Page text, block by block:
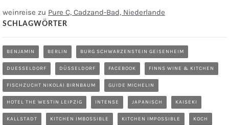
weinreise zu Pure C, Cadzand-Bad, Niederlande
SCHLAGWÖRTER
BENJAMIN BERLIN BURG SCHWARZENSTEIN GEISENHEIM
DUESSELDORF DÜSSELDORF FACEBOOK FINNS WINE & KITCHEN
FISCHZUCHT NIKOLAI BIRNBAUM GUIDE MICHELIN
HOTEL THE WESTIN LEIPZIG INTENSE JAPANISCH KAISEKI
KALLSTADT KITCHEN IMBOSSIBLE KITCHEN IMPOSSIBLE KOCH